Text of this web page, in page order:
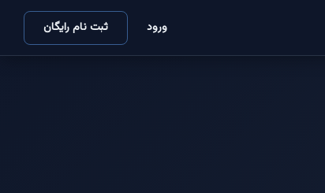
ورود ثبت نام رایگان